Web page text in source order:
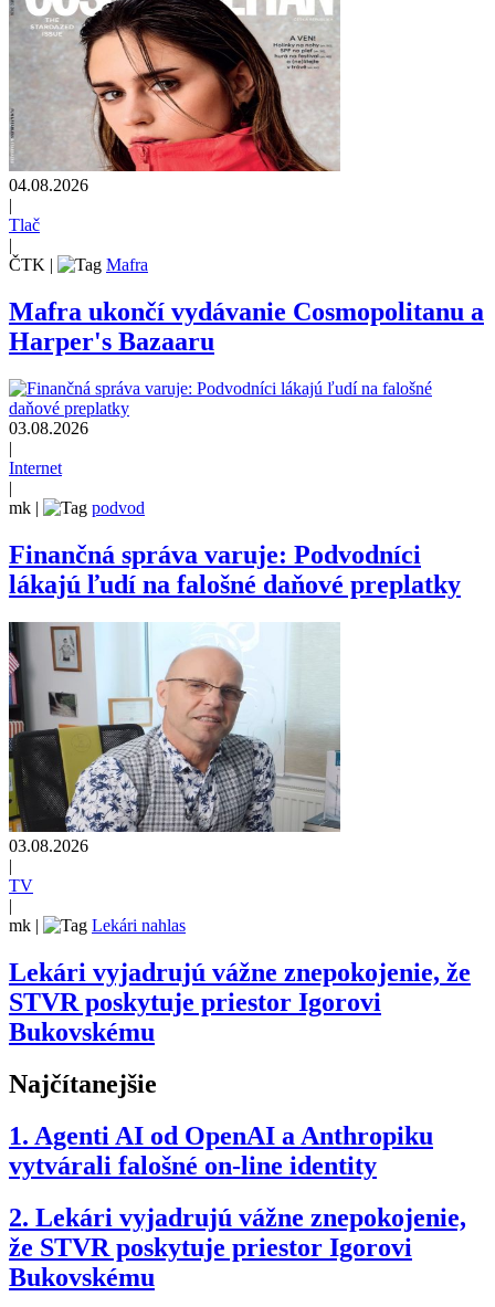
04.08.2026
|
Tlač
|
ČTK | Mafra
Mafra ukončí vydávanie Cosmopolitanu a
Harper's Bazaaru
03.08.2026
|
Internet
|
mk | podvod
Finančná správa varuje: Podvodníci
lákajú ľudí na falošné daňové preplatky
03.08.2026
|
TV
|
mk | Lekári nahlas
Lekári vyjadrujú vážne znepokojenie, že
STVR poskytuje priestor Igorovi
Bukovskému
Najčítanejšie
1. Agenti AI od OpenAI a Anthropiku
vytvárali falošné on-line identity
2. Lekári vyjadrujú vážne znepokojenie,
že STVR poskytuje priestor Igorovi
Bukovskému